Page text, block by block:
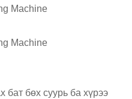
бат бөх суурь ба хүрээ